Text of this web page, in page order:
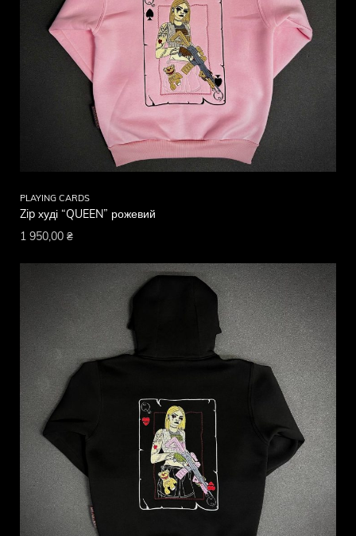
PLAYING CARDS
Zip худі “QUEEN” рожевий
1 950,00 ₴